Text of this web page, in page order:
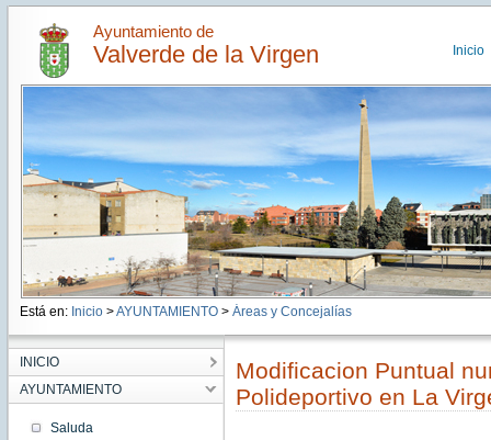
Ayuntamiento de
Valverde de la Virgen Inicio
Está en: Inicio >AYUNTAMIENTO> Áreas y Concejalías
INICIO
AYUNTAMIENTO
Saluda
Modificacion Puntual
Polideportivo en La